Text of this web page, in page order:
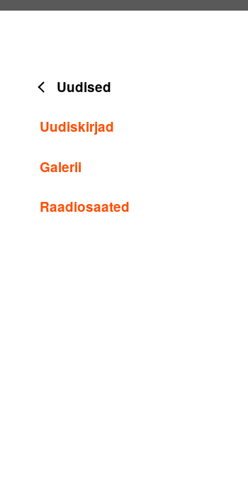
Uudised
Uudiskirjad
Galerii
Raadiosaated